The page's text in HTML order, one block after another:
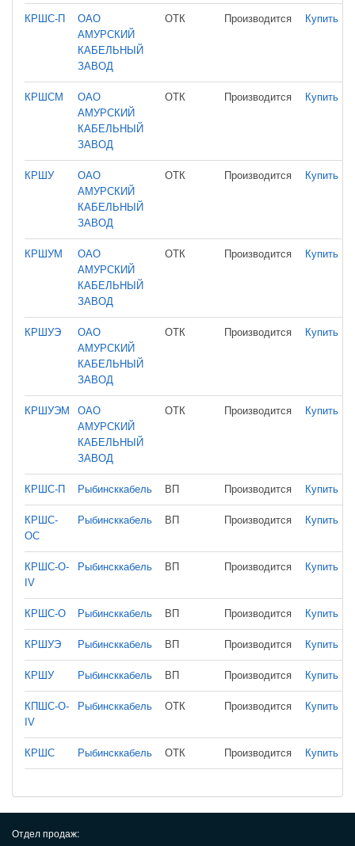
КРШС-П
ОАО
АМУРСКИЙ
КАБЕЛЬНЫЙ
ЗАВОД
ОТК Производится Купить
КРШСМ
ОАО
АМУРСКИЙ
КАБЕЛЬНЫЙ
ЗАВОД
ОТК Производится Купить
КРШУ
ОАО
АМУРСКИЙ
КАБЕЛЬНЫЙ
ЗАВОД
ОТК Производится Купить
КРШУМ
ОАО
АМУРСКИЙ
КАБЕЛЬНЫЙ
ЗАВОД
ОТК Производится Купить
КРШУЭ
ОАО
АМУРСКИЙ
КАБЕЛЬНЫЙ
ЗАВОД
ОТК Производится Купить
КРШУЭМ
ОАО
АМУРСКИЙ
КАБЕЛЬНЫЙ
ЗАВОД
ОТК Производится Купить
КРШС-П Рыбинсккабель ВП Производится Купить
КРШС-
ОС
Рыбинсккабель ВП Производится Купить
КРШС-О-
IV
Рыбинсккабель ВП Производится Купить
КРШС-О Рыбинсккабель ВП Производится Купить
КРШУЭ Рыбинсккабель ВП Производится Купить
КРШУ Рыбинсккабель ВП Производится Купить
КПШС-О-
IV
Рыбинсккабель ОТК Производится Купить
КРШС Рыбинсккабель ОТК Производится Купить
Отдел продаж: